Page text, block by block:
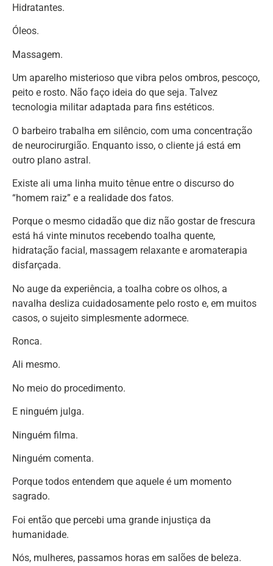
Hidratantes.
Óleos.
Massagem.
Um aparelho misterioso que vibra pelos ombros, pescoço,
peito e rosto. Não faço ideia do que seja. Talvez
tecnologia militar adaptada para fins estéticos.
O barbeiro trabalha em silêncio, com uma concentração
de neurocirurgião. Enquanto isso, o cliente já está em
outro plano astral.
Existe ali uma linha muito tênue entre o discurso do
“homem raiz” e a realidade dos fatos.
Porque o mesmo cidadão que diz não gostar de frescura
está há vinte minutos recebendo toalha quente,
hidratação facial, massagem relaxante e aromaterapia
disfarçada.
No auge da experiência, a toalha cobre os olhos, a
navalha desliza cuidadosamente pelo rosto e, em muitos
casos, o sujeito simplesmente adormece.
Ronca.
Ali mesmo.
No meio do procedimento.
E ninguém julga.
Ninguém filma.
Ninguém comenta.
Porque todos entendem que aquele é um momento
sagrado.
Foi então que percebi uma grande injustiça da
humanidade.
Nós, mulheres, passamos horas em salões de beleza.